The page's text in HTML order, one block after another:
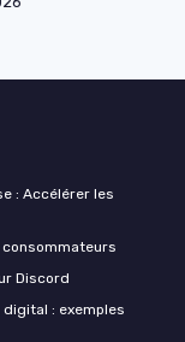
: Accélérer les
Discord
: exemples